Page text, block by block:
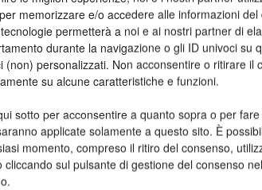
memorizzare e/o accedere alle informazioni
permetterà a noi e ai nostri partner di
durante la navigazione o gli ID univoci su
(non) personalizzati. Non acconsentire o ritirare il
su alcune caratteristiche e funzioni.
sotto per acconsentire a quanto sopra o per
applicate solamente a questo sito. È
momento, compreso il ritiro del consenso,
cliccando sul pulsante di gestione del consenso
alla qualità della nostra mostra”.
and Prints 1965-74
dalla collezione e archivio di Massimo
Sozzani dedicano un’ampia retrospettiva
al Museo del Tessuto di Prato, la mostra
poi a Milano alla Fondazione Sozzani il